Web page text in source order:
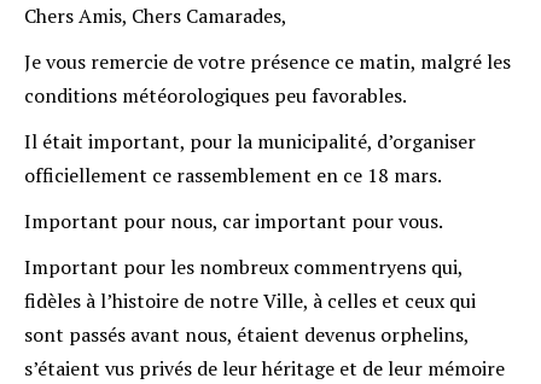
Chers Amis, Chers Camarades,
Je vous remercie de votre présence ce matin, malgré les
conditions météorologiques peu favorables.
Il était important, pour la municipalité, d’organiser
officiellement ce rassemblement en ce 18 mars.
Important pour nous, car important pour vous.
Important pour les nombreux commentryens qui,
fidèles à l’histoire de notre Ville, à celles et ceux qui
sont passés avant nous, étaient devenus orphelins,
s’étaient vus privés de leur héritage et de leur mémoire